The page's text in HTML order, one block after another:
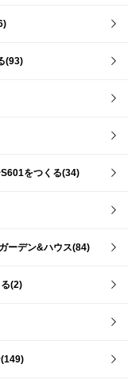
(93)
をつくる(34)
ーデン&ハウス(84)
(2)